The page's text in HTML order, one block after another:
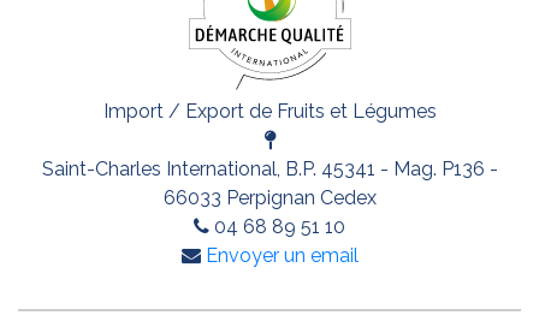
Import / Export de Fruits et Légumes
Saint-Charles International, B.P. 45341 - Mag. P136 -
66033 Perpignan Cedex
04 68 89 51 10
Envoyer un email